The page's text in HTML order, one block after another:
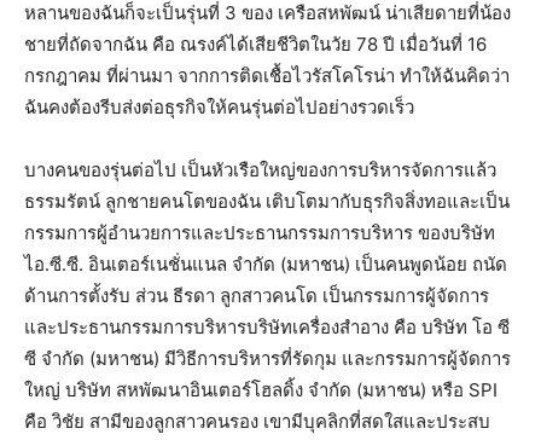
หลานของฉันก็จะเป็นรุ่นที่ 3 ของ เครือสหพัฒน์ น่าเสียดายที่น้อง
ชายที่ถัดจากฉัน คือ ณรงค์ได้เสียชีวิตในวัย 78 ปี เมื่อวันที่ 16
กรกฎาคม ที่ผ่านมา จากการติดเชื้อไวรัสโคโรน่า ทำให้ฉันคิดว่า
ฉันคงต้องรีบส่งต่อธุรกิจให้คนรุ่นต่อไปอย่างรวดเร็ว
บางคนของรุ่นต่อไป เป็นหัวเรือใหญ่ของการบริหารจัดการแล้ว
ธรรมรัตน์ ลูกชายคนโตของฉัน เติบโตมากับธุรกิจสิ่งทอและเป็น
กรรมการผู้อำนวยการและประธานกรรมการบริหาร ของบริษัท
ไอ.ซี.ซี. อินเตอร์เนชั่นแนล จํากัด (มหาชน) เป็นคนพูดน้อย ถนัด
ด้านการตั้งรับ ส่วน ธีรดา ลูกสาวคนโด เป็นกรรมการผู้จัดการ
และประธานกรรมการบริหารบริษัทเครื่องสําอาง คือ บริษัท โอ ซี
ซี จํากัด (มหาชน) มีวิธีการบริหารที่รัดกุม และกรรมการผู้จัดการ
ใหญ่ บริษัท สหพัฒนาอินเตอร์โฮลดิ้ง จํากัด (มหาชน) หรือ SPI
คือ วิชัย สามีของลูกสาวคนรอง เขามีบุคลิกที่สดใสและประสบ